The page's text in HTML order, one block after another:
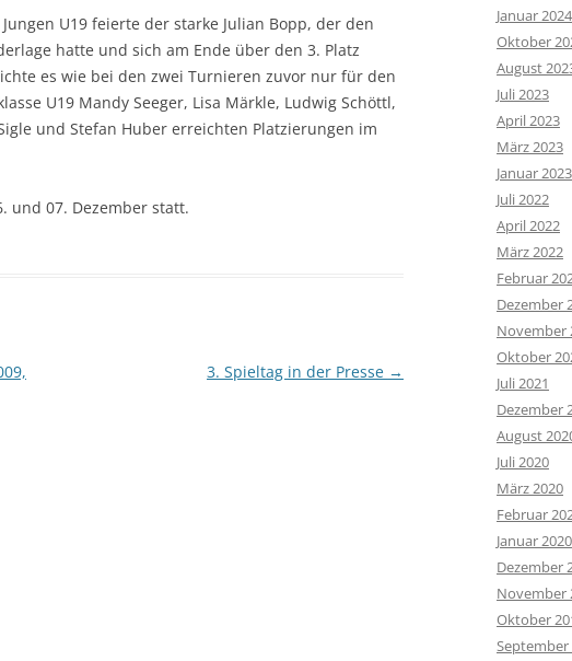
U19 feierte der starke Julian Bopp, der den
hatte und sich am Ende über den 3. Platz
es wie bei den zwei Turnieren zuvor nur für den
U19 Mandy Seeger, Lisa Märkle, Ludwig Schöttl,
und Stefan Huber erreichten Platzierungen im
und 07. Dezember statt.
3. Spieltag in der Presse →
Januar 2024
Oktober
August
Juli 2023
April 2023
März 2023
Januar 2023
Juli 2022
April 2022
März 2022
Februar
Dezember
November
Oktober
Juli 2021
Dezember
August
Juli 2020
März 2020
Februar
Januar 2020
Dezember
November
Oktober
September